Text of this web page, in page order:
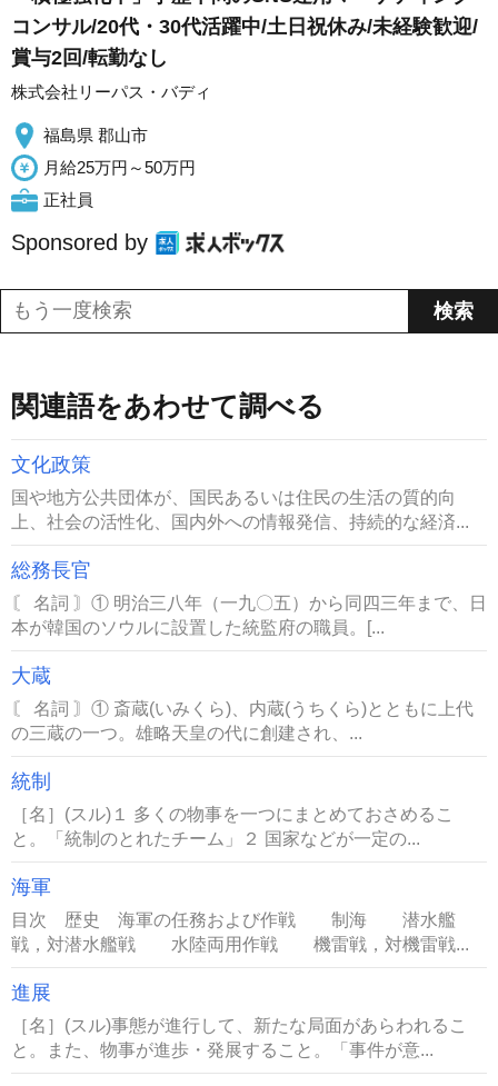
コンサル/20代・30代活躍中/土日祝休み/未経験歓迎/
賞与2回/転勤なし
株式会社リーパス・バディ
福島県 郡山市
月給25万円～50万円
正社員
Sponsored by
関連語をあわせて調べる
文化政策
国や地方公共団体が、国民あるいは住民の生活の質的向
上、社会の活性化、国内外への情報発信、持続的な経済...
総務長官
〘 名詞 〙① 明治三八年（一九〇五）から同四三年まで、日
本が韓国のソウルに設置した統監府の職員。[...
大蔵
〘 名詞 〙① 斎蔵(いみくら)、内蔵(うちくら)とともに上代
の三蔵の一つ。雄略天皇の代に創建され、...
統制
［名］(スル)１ 多くの物事を一つにまとめておさめるこ
と。「統制のとれたチーム」２ 国家などが一定の...
海軍
目次 歴史 海軍の任務および作戦 制海 潜水艦
戦，対潜水艦戦 水陸両用作戦 機雷戦，対機雷戦...
進展
［名］(スル)事態が進行して、新たな局面があらわれるこ
と。また、物事が進歩・発展すること。「事件が意...